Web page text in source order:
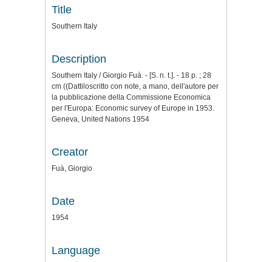
Title
Southern Italy
Description
Southern Italy / Giorgio Fuà. - [S. n. t.]. - 18 p. ; 28
cm ((Dattiloscritto con note, a mano, dell'autore per
la pubblicazione della Commissione Economica
per l'Europa: Economic survey of Europe in 1953.
Geneva, United Nations 1954
Creator
Fuà, Giorgio
Date
1954
Language